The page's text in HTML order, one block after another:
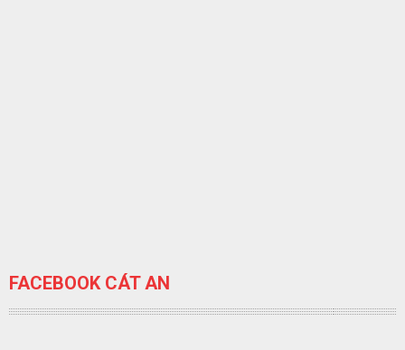
FACEBOOK CÁT AN